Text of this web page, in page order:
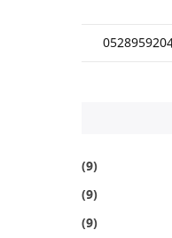
(9)
(9)
(9)